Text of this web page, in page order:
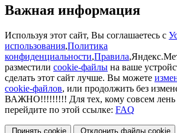
Важная информация
Используя этот сайт, Вы соглашаетесь с
использования,Политика
конфиденциальности,Правила
разместили cookie-файлы на ваше
сделать этот сайт лучше. Вы можете
cookie-файлов, или продолжить без
ВАЖНО!!!!!!!!! Для тех, кому совсем лень
перейдите по этой ссылке: FAQ
Принять cookie Отклонить файлы сookie